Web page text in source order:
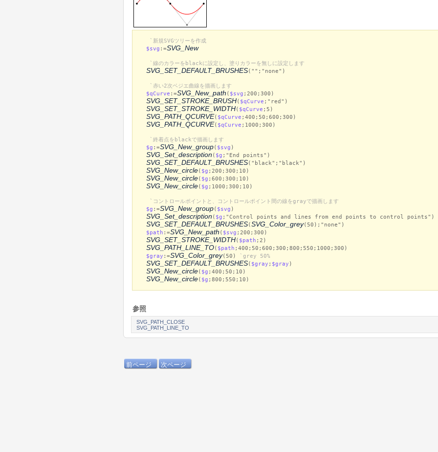
`新規SVGツリーを作成
$svg :=SVG_New
`線のカラーをblackに設定し、塗りカラーを無しに設定します
SVG_SET_DEFAULT_BRUSHES("";"none")
`赤い2次ベジエ曲線を描画します
$qCurve :=SVG_New_path ( $svg ;200;300)
SVG_SET_STROKE_BRUSH( $qCurve ;"red")
SVG_SET_STROKE_WIDTH( $qCurve ;5)
SVG_PATH_QCURVE( $qCurve ;400;50;600;300)
SVG_PATH_QCURVE( $qCurve ;1000;300)
`終着点をblackで描画します
$g :=SVG_New_group( $svg )
SVG_Set_description( $g ;"End points")
SVG_SET_DEFAULT_BRUSHES("black";"black")
SVG_New_circle( $g ;200;300;10)
SVG_New_circle( $g ;600;300;10)
SVG_New_circle( $g ;1000;300;10)
`コントロールポイントと、コントロールポイント間の線をgrayで描画します
$g :=SVG_New_group( $svg )
SVG_Set_description( $g ;"Control points and lines from end points to control points")
SVG_SET_DEFAULT_BRUSHES(SVG_Color_grey(50);"none")
$path :=SVG_New_path ( $svg ;200;300)
SVG_SET_STROKE_WIDTH( $path ;2)
SVG_PATH_LINE_TO( $path ;400;50;600;300;800;550;1000;300)
$gray :=SVG_Color_grey(50) `grey 50%
SVG_SET_DEFAULT_BRUSHES( $gray ; $gray )
SVG_New_circle( $g ;400;50;10)
SVG_New_circle( $g ;800;550;10)
参照
SVG_PATH_CLOSE
SVG_PATH_LINE_TO
前ページ 次ページ